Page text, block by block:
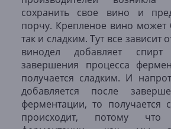
сохранить свое вино и
порчу. Крепленое вино может
так и сладким. Тут все зависит
винодел добавляет
завершения процесса
получается сладким. И
добавляется после
ферментации, то получается
происходит, потому